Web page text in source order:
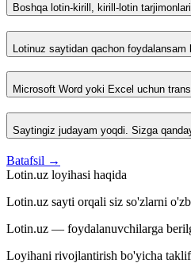
Boshqa lotin-kirill, kirill-lotin
Lotinuz saytidan qachon foydalansam
Microsoft Word yoki Excel uchun
Saytingiz judayam yoqdi. Sizga
Batafsil →
Lotin.uz loyihasi haqida
Lotin.uz sayti orqali siz so'zlarni
Lotin.uz — foydalanuvchilarga
Loyihani rivojlantirish bo'yicha